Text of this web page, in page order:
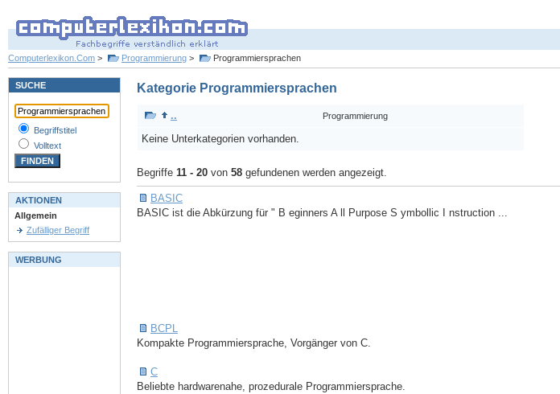
Computerlexikon.Com > Programmierung > Programmiersprachen
Kategorie Programmiersprachen
.. Programmierung
Keine Unterkategorien vorhanden.
Begriffe 11 - 20 von 58 gefundenen werden angezeigt.
BASIC
BASIC ist die Abkürzung für " B eginners A ll Purpose S ymbollic I nstruction ...
BCPL
Kompakte Programmiersprache, Vorgänger von C.
C
Beliebte hardwarenahe, prozedurale Programmiersprache.
SUCHE
Begriffstitel
Volltext
AKTIONEN
Allgemein
Zufälliger Begriff
WERBUNG